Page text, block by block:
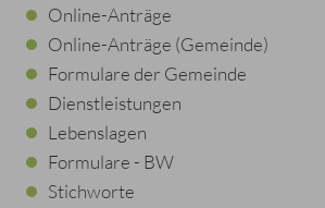
Online-Anträge
Online-Anträge (Gemeinde)
Formulare der Gemeinde
Dienstleistungen
Lebenslagen
Formulare - BW
Stichworte